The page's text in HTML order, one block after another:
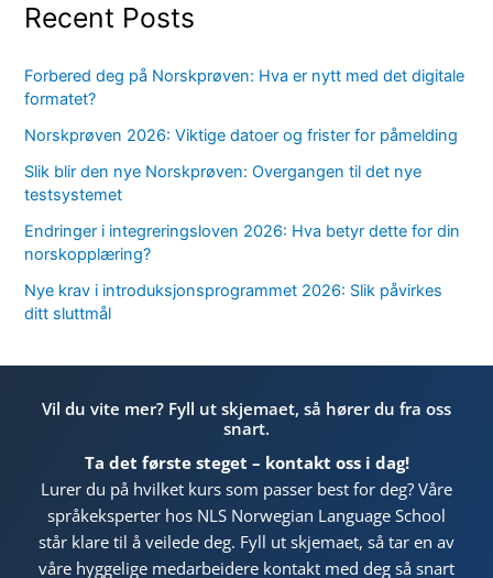
Recent Posts
Forbered deg på Norskprøven: Hva er nytt med det digitale
formatet?
Norskprøven 2026: Viktige datoer og frister for påmelding
Slik blir den nye Norskprøven: Overgangen til det nye
testsystemet
Endringer i integreringsloven 2026: Hva betyr dette for din
norskopplæring?
Nye krav i introduksjonsprogrammet 2026: Slik påvirkes
ditt sluttmål
Vil du vite mer? Fyll ut skjemaet, så hører du fra oss
snart.
Ta det første steget – kontakt oss i dag!
Lurer du på hvilket kurs som passer best for deg? Våre
språkeksperter hos NLS Norwegian Language School
står klare til å veilede deg. Fyll ut skjemaet, så tar en av
våre hyggelige medarbeidere kontakt med deg så snart